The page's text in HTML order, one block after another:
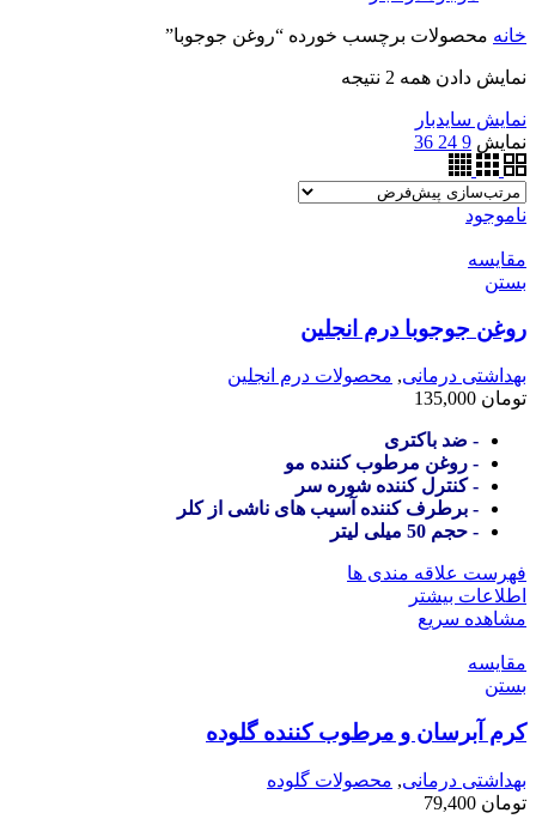
خانه محصولات برچسب خورده “روغن جوجوبا”
نمایش دادن همه 2 نتیجه
نمایش سایدبار
نمایش 9
24
36
ناموجود
مقایسه
بستن
روغن جوجوبا درم انجلین
بهداشتی درمانی, محصولات درم انجلین
تومان
- ضد باکتری
- روغن مرطوب کننده مو
- کنترل کننده شوره سر
- برطرف کننده آسیب های ناشی از کلر
- حجم 50 میلی لیتر
فهرست علاقه مندی ها
اطلاعات بیشتر
مشاهده سریع
مقایسه
بستن
کرم آبرسان و مرطوب کننده گلوده
بهداشتی درمانی, محصولات گلوده
تومان